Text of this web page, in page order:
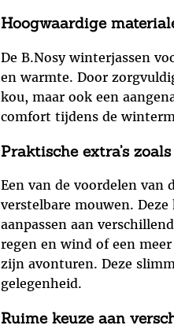
Hoogwaardige
De B.Nosy winterjassen
en warmte. Door
kou, maar ook een
comfort tijdens de
Praktische extra’s
Een van de voordelen van
verstelbare mouwen.
aanpassen aan
regen en wind of een
zijn avonturen. Deze
gelegenheid.
Ruime keuze aan